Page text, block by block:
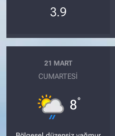
3.9
21 MART
CUMARTESI
8°